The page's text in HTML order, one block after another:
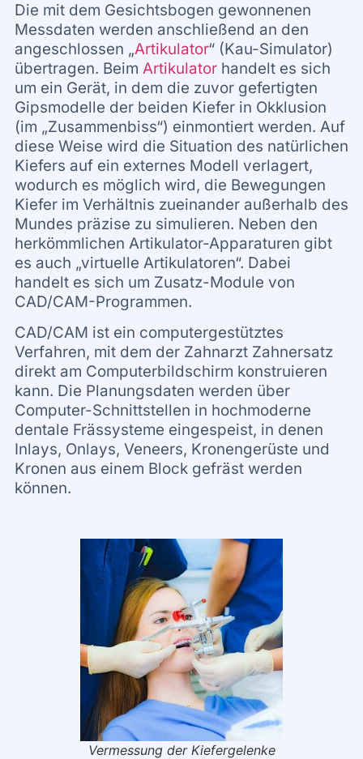
Die mit dem Gesichtsbogen gewonnenen
Messdaten werden anschließend an den
angeschlossen „Artikulator“ (Kau-Simulator)
übertragen. Beim Artikulatorhandelt es sich
um ein Gerät, in dem die zuvor gefertigten
Gipsmodelle der beiden Kiefer in Okklusion
(im „Zusammenbiss“) einmontiert werden. Auf
diese Weise wird die Situation des natürlichen
Kiefers auf ein externes Modell verlagert,
wodurch es möglich wird, die Bewegungen
Kiefer im Verhältnis zueinander außerhalb des
Mundes präzise zu simulieren. Neben den
herkömmlichen Artikulator-Apparaturen gibt
es auch „virtuelle Artikulatoren“. Dabei
handelt es sich um Zusatz-Module von
CAD/CAM-Programmen.
CAD/CAM ist ein computergestütztes
Verfahren, mit dem der Zahnarzt Zahnersatz
direkt am Computerbildschirm konstruieren
kann. Die Planungsdaten werden über
Computer-Schnittstellen in hochmoderne
dentale Frässysteme eingespeist, in denen
Inlays, Onlays, Veneers, Kronengerüste und
Kronen aus einem Block gefräst werden
können.
Vermessung der Kiefergelenke